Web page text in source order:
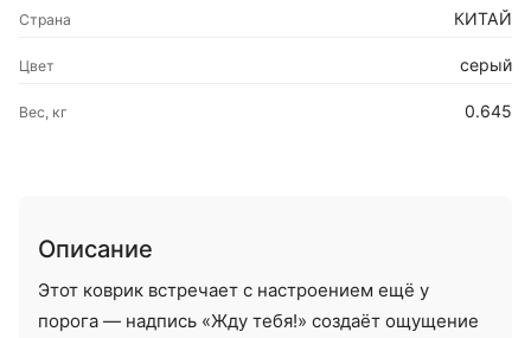
Страна КИТАЙ
Цвет серый
Вес, кг 0.645
Описание
Этот коврик встречает с настроением ещё у
порога — надпись «Жду тебя!» создаёт ощущение